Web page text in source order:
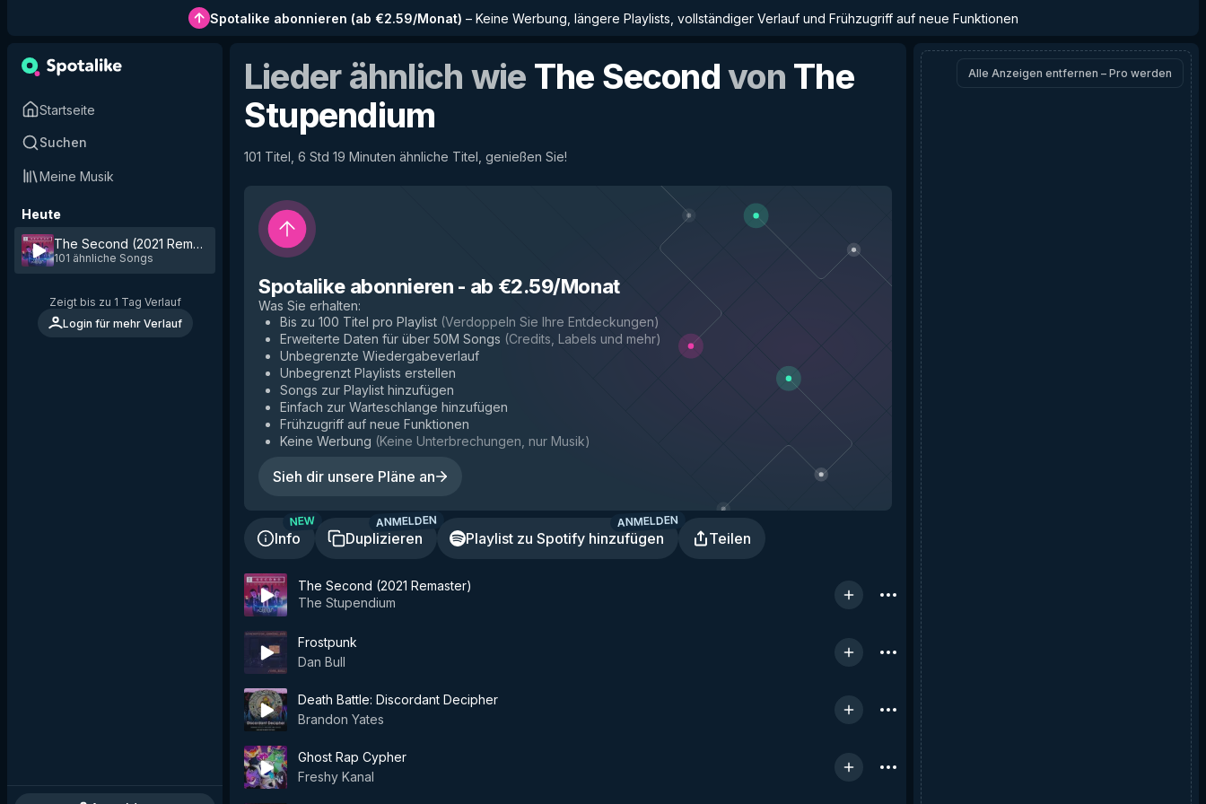
Spotalike abonnieren (ab €2.59/Monat) – Keine Werbung, längere Playlists, vollständiger Verlauf und Frühzugriff auf neue Funktionen
Startseite
Suchen
Meine Musik
Heute
The Second (2021 Remaster)
The Stupendium
101 ähnliche Songs
Zeigt bis zu 1 Tag Verlauf
Login für mehr Verlauf
Lieder ähnlich wie The Secondvon The
Stupendium
101 Titel, 6 Std 19 Minuten ähnliche Titel, genießen Sie!
Spotalike abonnieren - ab €2.59/Monat
Was Sie erhalten:
Bis zu 100 Titel pro Playlist (Verdoppeln Sie Ihre Entdeckungen)
Erweiterte Daten für über 50M Songs (Credits, Labels und mehr)
Unbegrenzte Wiedergabeverlauf
Unbegrenzt Playlists erstellen
Songs zur Playlist hinzufügen
Einfach zur Warteschlange hinzufügen
Frühzugriff auf neue Funktionen
Keine Werbung (Keine Unterbrechungen, nur Musik)
Sieh dir unsere Pläne an
Info
NEW
Duplizieren
ANMELDEN
Playlist zu Spotify hinzufügen
ANMELDEN
Teilen
The Second (2021 Remaster)
The Stupendium
Frostpunk
Dan Bull
Death Battle: Discordant Decipher
Brandon Yates
Ghost Rap Cypher
Freshy Kanal
Alle Anzeigen entfernen – Pro werden